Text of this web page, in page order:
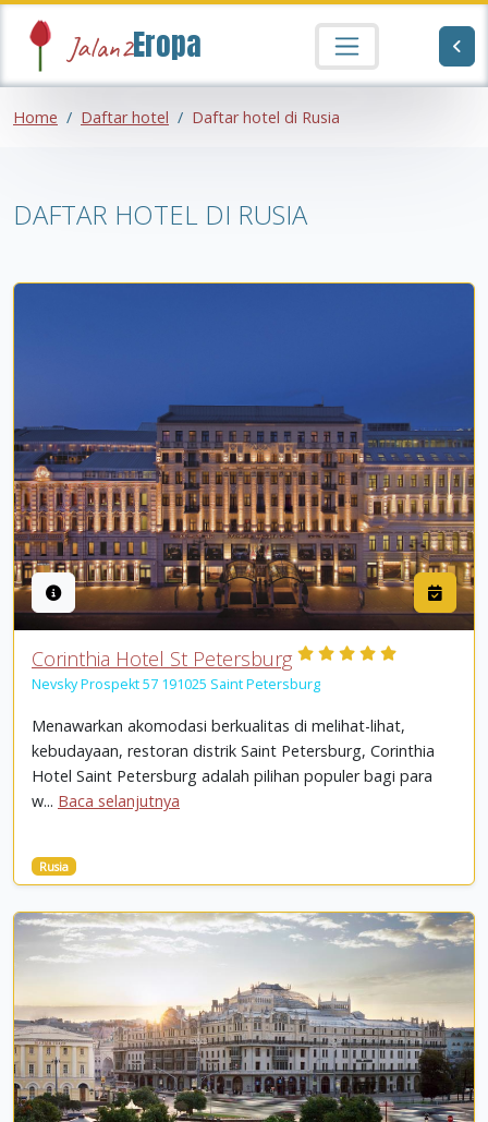
Jalan2Eropa
Home Daftar hotel Daftar hotel di Rusia
DAFTAR HOTEL DI RUSIA
Corinthia Hotel St Petersburg
Nevsky Prospekt 57 191025 Saint Petersburg
Menawarkan akomodasi berkualitas di melihat-lihat,
kebudayaan, restoran distrik Saint Petersburg, Corinthia
Hotel Saint Petersburg adalah pilihan populer bagi para
w... Baca selanjutnya
Rusia